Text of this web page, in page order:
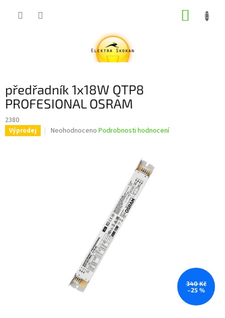
předřadník 1x18W QTP8
PROFESIONAL OSRAM
2380
Výprodej
Průměrné
Neohodnoceno Podrobnosti hodnocení
340 Kč
–25 %